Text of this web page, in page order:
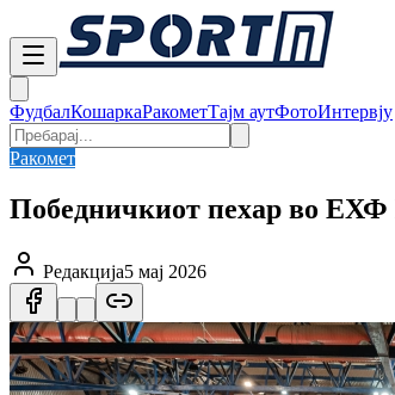
ФудбалКошаркаРакометТајм аутФотоИнтервју
Ракомет
Победничкиот пехар во ЕХФ
Редакција5 мај 2026